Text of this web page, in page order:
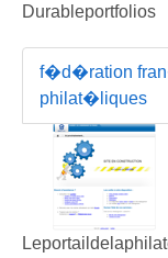
Durableportfolios
f�d�ration
philat�liques